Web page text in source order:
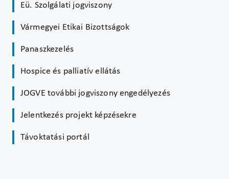
Eü. Szolgálati jogviszony
Vármegyei Etikai Bizottságok
Panaszkezelés
Hospice és palliatív ellátás
JOGVE további jogviszony engedélyezés
Jelentkezés projekt képzésekre
Távoktatási portál